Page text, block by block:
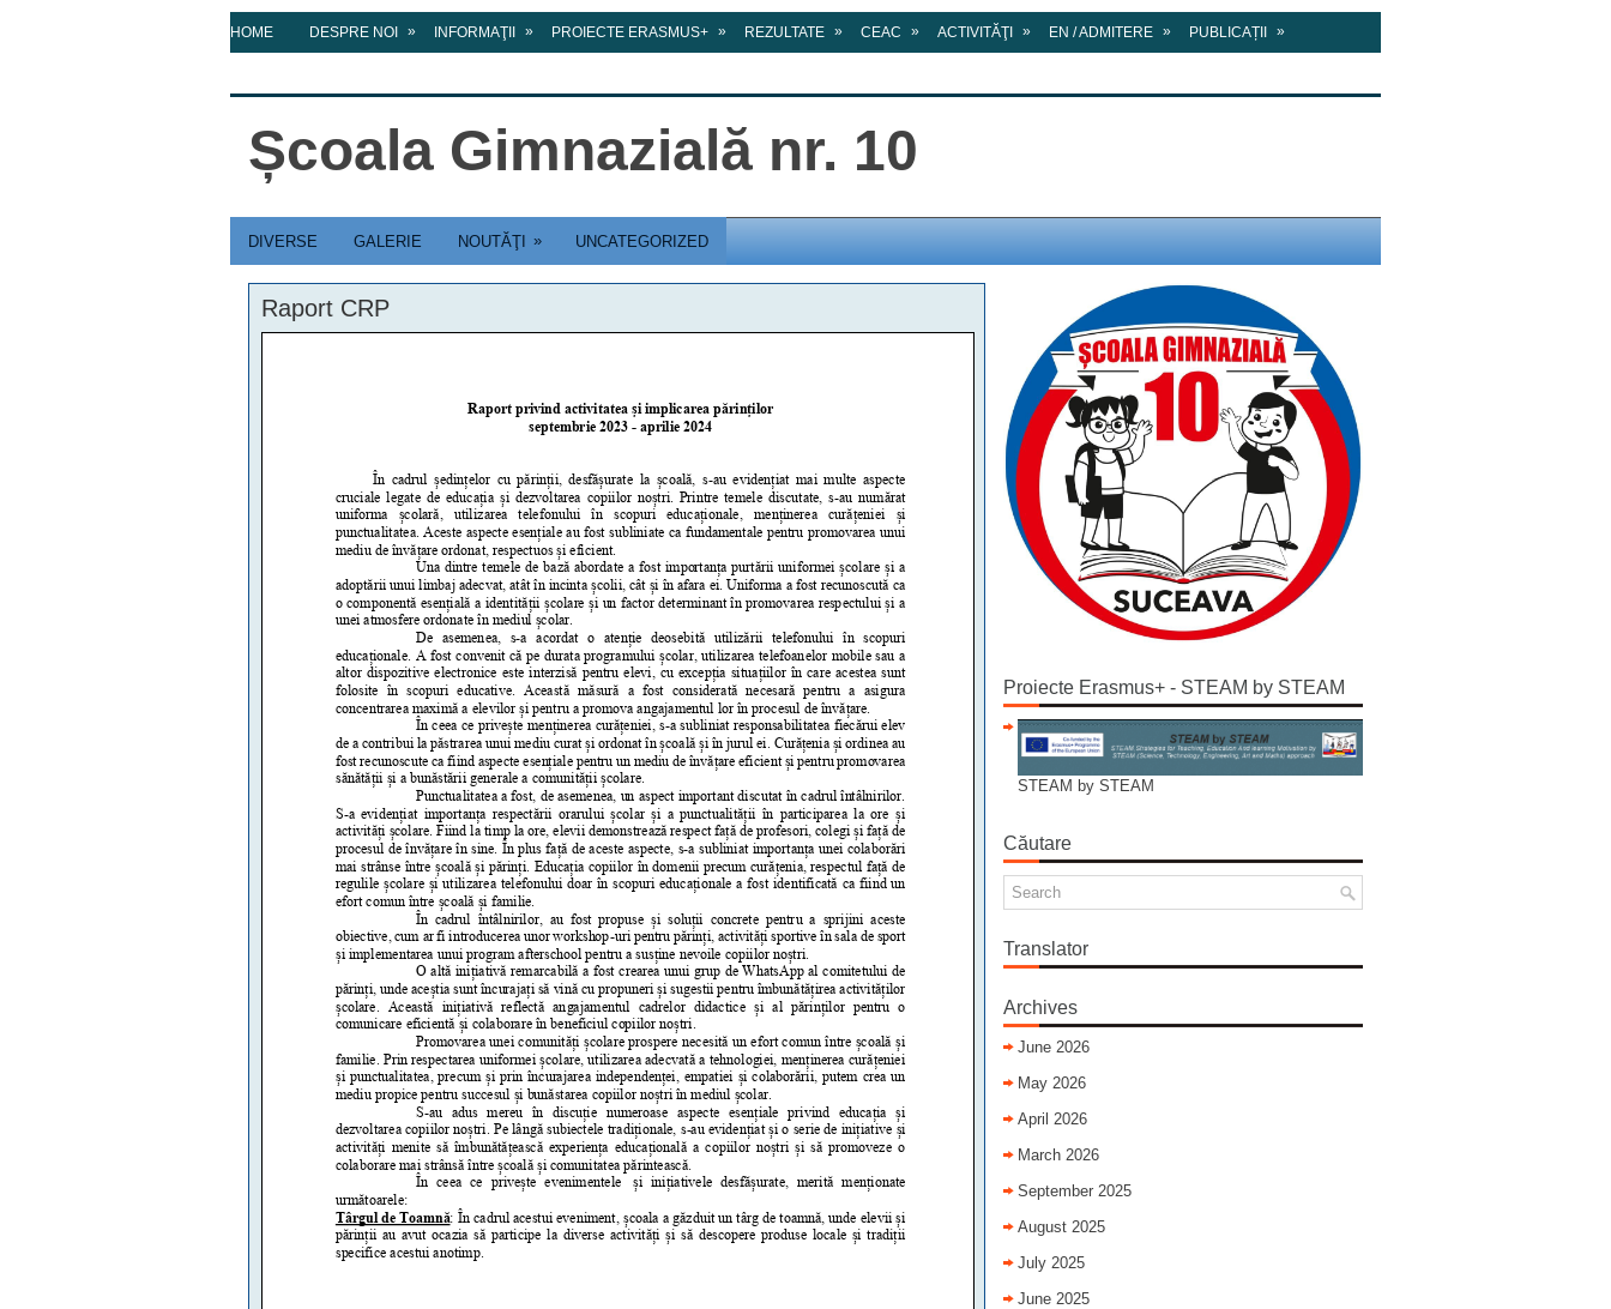
HOME DESPRE NOI » INFORMAŢII » PROIECTE ERASMUS+ » REZULTATE » CEAC » ACTIVITĂŢI » EN / ADMITERE » PUBLICAȚII »
Școala Gimnazială nr. 10
DIVERSE GALERIE NOUTĂŢI » UNCATEGORIZED
Raport CRP
Proiecte Erasmus+ - STEAM by STEAM
STEAM by STEAM
Căutare
Translator
Archives
June 2026
May 2026
April 2026
March 2026
September 2025
August 2025
July 2025
June 2025